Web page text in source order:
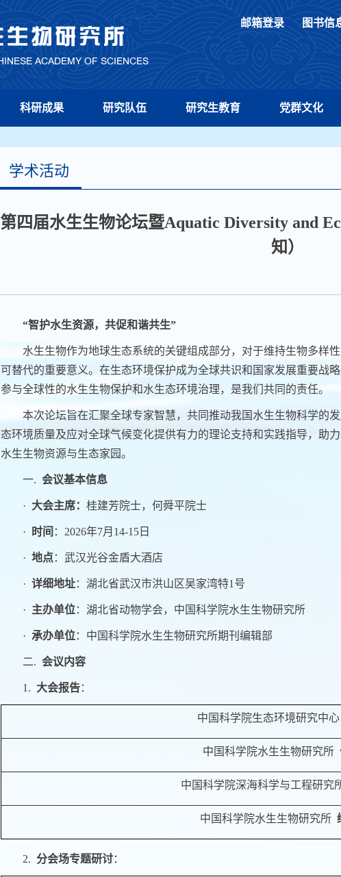
邮箱登录 图书信
科研成果 研究队伍 研究生教育 党群文化
学术活动
第四届水生生物论坛暨Aquatic Diversity and
知）
“智护水生资源，共促和谐共生”
水生生物作为地球生态系统的关键组成部分，对于维持生物多样
可替代的重要意义。在生态环境保护成为全球共识和国家发展重要战
参与全球性的水生生物保护和水生态环境治理，是我们共同的责任。
本次论坛旨在汇聚全球专家智慧，共同推动我国水生生物科学的
态环境质量及应对全球气候变化提供有力的理论支持和实践指导，助
水生生物资源与生态家园。
一. 会议基本信息
· 大会主席： 桂建芳院士，何舜平院士
· 时间 ： 2026年7月 14-15 日
· 地点：武汉光谷金盾大酒店
· 详细地址：湖北省武汉市洪山区吴家湾特1 号
· 主办单位： 湖北省动物学会，中国科学院水生生物研究所
· 承办单位： 中国科学院水生生物研究所期刊编辑部
二. 会议内容
1. 大会报告：
中国科学院生态环境研究中心
中国科学院水生生物研究所
中国科学院深海科学与工程研究
中国科学院水生生物研究所
2. 分会场专题研讨：